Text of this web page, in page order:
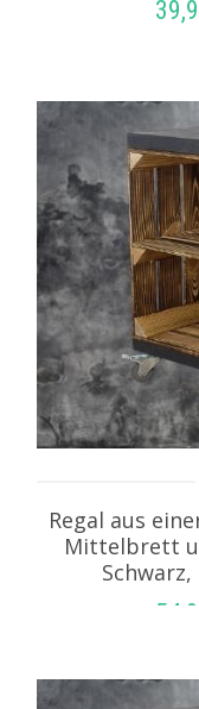
Regal aus
Mittelbrett